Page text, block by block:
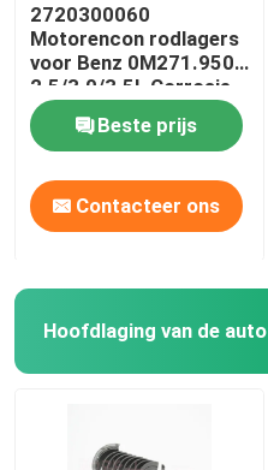
2720300060
Motorencon rodlagers
voor Benz 0M271.950
2.5/3.0/3.5L Corrosie-
preventief
Beste prijs
Contacteer ons
Hoofdlaging van de auto